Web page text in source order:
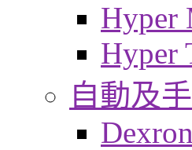
Hyper
Hyper
自動及